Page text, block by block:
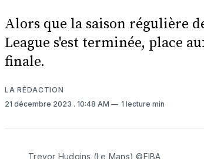
Alors que la saison régulière
League s'est terminée, place
finale.
LA RÉDACTION
21 décembre 2023 . 10:48 AM 1 lecture min
Trevor Hudgins (Le Mans) ©FIBA